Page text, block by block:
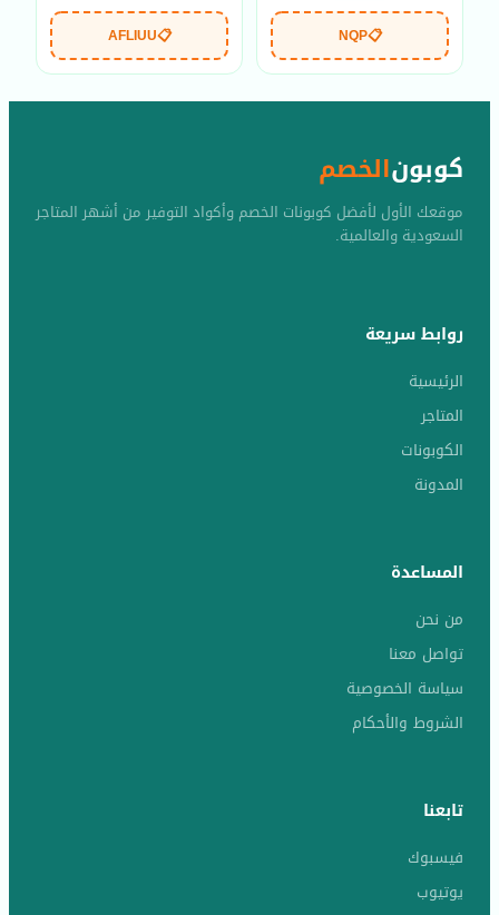
📋
NQP
📋
AFLIUU
كوبونالخصم
موقعك الأول لأفضل كوبونات الخصم وأكواد التوفير من أشهر المتاجر
السعودية والعالمية.
روابط سريعة
الرئيسية
المتاجر
الكوبونات
المدونة
المساعدة
من نحن
تواصل معنا
سياسة الخصوصية
الشروط والأحكام
تابعنا
فيسبوك
يوتيوب